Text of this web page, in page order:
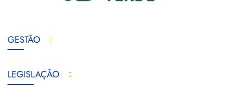
GESTÃO
LEGISLAÇÃO